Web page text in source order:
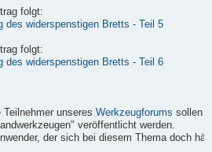
folgt:
des widerspenstigen Bretts - Teil 5
folgt:
des widerspenstigen Bretts - Teil 6
unseres Werkzeugforums sollen
veröffentlicht werden.
der sich bei diesem Thema doch